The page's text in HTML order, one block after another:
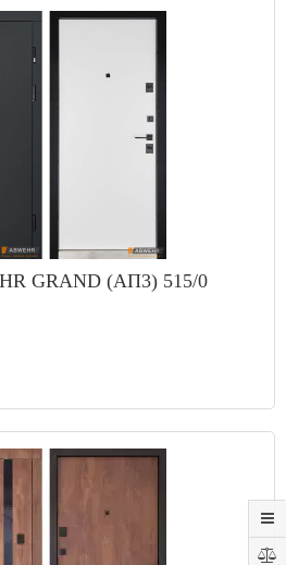
GRAND (АП3) 515/0